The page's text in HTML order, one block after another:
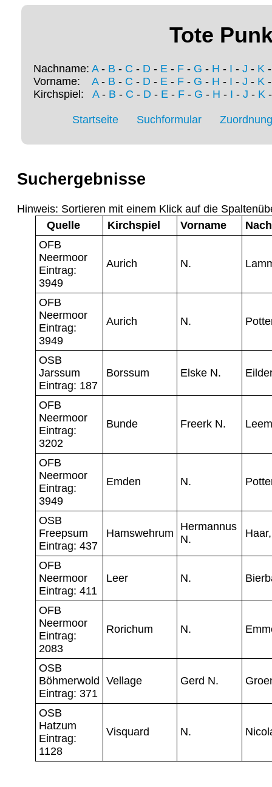
Tote
Nachname: A- B - C - D - E - F - G - H - I - J - K
Vorname: A- B - C - D - E - F - G - H - I - J - K
Kirchspiel: A- B - C - D- E- F- G - H - I - J - K
Startseite Suchformular
Suchergebnisse
Hinweis: Sortieren mit einem Klick auf die
Quelle
Kirchspiel Vorname
OFB
Neermoor
Eintrag:
3949
Aurich N.
OFB
Neermoor
Eintrag:
3949
Aurich N.
OSB
Jarssum
Eintrag: 187
Borssum Elske N.
OFB
Neermoor
Eintrag:
3202
Bunde Freerk N.
OFB
Neermoor
Eintrag:
3949
Emden N.
OSB
Freepsum
Eintrag: 437
Hamswehrum
Hermannus
N.
OFB
Neermoor
Eintrag: 411
Leer N.
OFB
Neermoor
Eintrag:
2083
Rorichum N.
OSB
Böhmerwold
Eintrag: 371
Vellage Gerd N.
OSB
Hatzum
Eintrag:
1128
Visquard N.